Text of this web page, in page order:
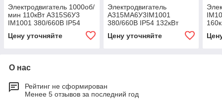
Электродвигатель 1000об/
мин 110кВт A315S6У3
IM1001 380/660В IP54
Цену уточняйте
Электродвигатель
А315МА6У3IM1001
380/660В IP54 132кВт
Цену уточняйте
О нас
Рейтинг не сформирован
Менее 5 отзывов за последний год